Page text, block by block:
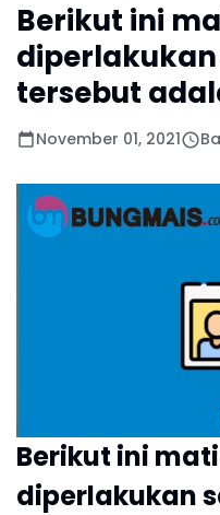
Berikut ini
tersebut
November 01, 2021
Berikut ini
diperlakukan